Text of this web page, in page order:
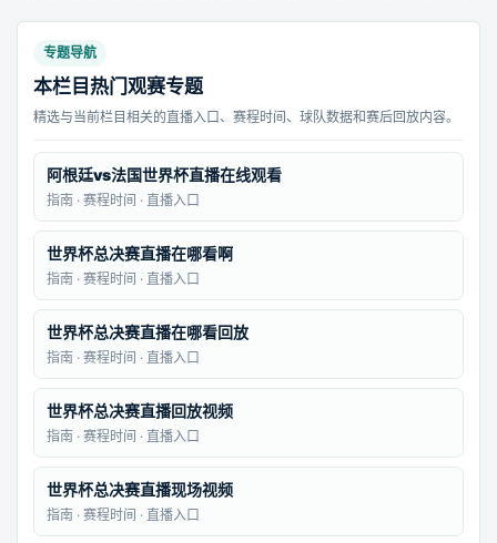
专题导航
本栏目热门观赛专题
精选与当前栏目相关的直播入口、赛程时间、球队数据和赛后回放内容。
阿根廷vs法国世界杯直播在线观看
指南 · 赛程时间 · 直播入口
世界杯总决赛直播在哪看啊
指南 · 赛程时间 · 直播入口
世界杯总决赛直播在哪看回放
指南 · 赛程时间 · 直播入口
世界杯总决赛直播回放视频
指南 · 赛程时间 · 直播入口
世界杯总决赛直播现场视频
指南 · 赛程时间 · 直播入口